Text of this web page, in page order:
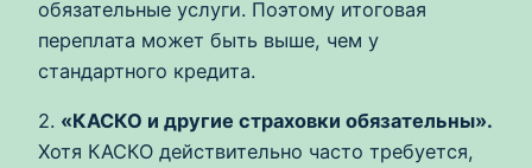
обязательные услуги. Поэтому итоговая
переплата может быть выше, чем у
стандартного кредита.
2. «КАСКО и другие страховки обязательны».
Хотя КАСКО действительно часто требуется,